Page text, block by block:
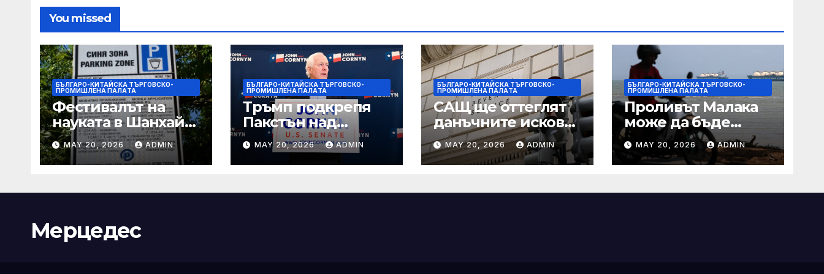
You missed
БЪЛГАРО-КИТАЙСКА ТЪРГОВСКО-
ПРОМИШЛЕНА ПАЛAТА
Фестивалът на
науката в Шанхай
2026 обещава
вълнуващи
научно-
иновации
MAY 20, 2026 ADMIN
БЪЛГАРО-КИТАЙСКА ТЪРГОВСКО-
ПРОМИШЛЕНА ПАЛAТА
Тръмп подкрепя
Пакстън над
Корнин за сенатор
от Тексас в
шокираща
MAY 20, 2026 ADMIN
БЪЛГАРО-КИТАЙСКА ТЪРГОВСКО-
ПРОМИШЛЕНА ПАЛAТА
САЩ ще оттеглят
данъчните искове
срещу Тръмп
„завинаги“ в
сделката за
MAY 20, 2026 ADMIN
БЪЛГАРО-КИТАЙСКА ТЪРГОВСКО-
ПРОМИШЛЕНА ПАЛAТА
Проливът Малака
може да бъде
следващата точка,
ако Азия не
внимава
MAY 20, 2026 ADMIN
Мерцедес